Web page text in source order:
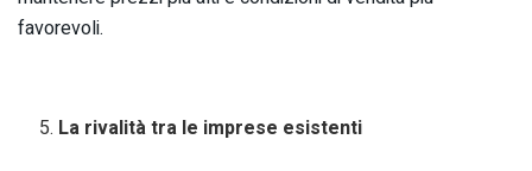
favorevoli.
La rivalità tra le imprese esistenti